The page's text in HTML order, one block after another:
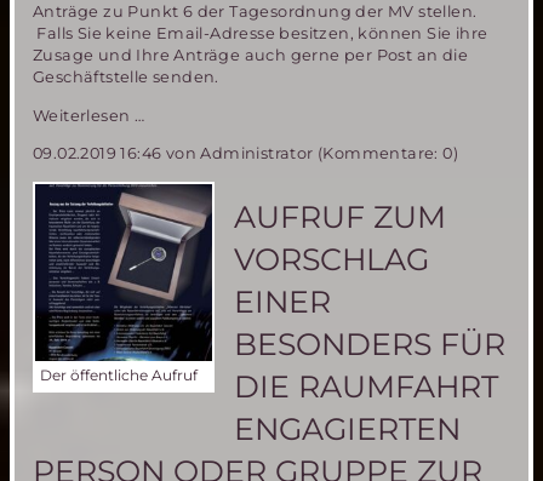
Anträge zu Punkt 6 der Tagesordnung der MV stellen.
Falls Sie keine Email-Adresse besitzen, können Sie ihre
Zusage und Ihre Anträge auch gerne per Post an die
Geschäftstelle senden.
Weiterlesen …
09.02.2019 16:46 von Administrator (Kommentare: 0)
Der öffentliche Aufruf
AUFRUF ZUM
VORSCHLAG
EINER
BESONDERS FÜR
DIE RAUMFAHRT
ENGAGIERTEN
PERSON ODER GRUPPE ZUR